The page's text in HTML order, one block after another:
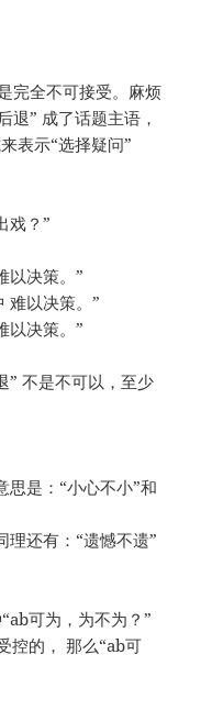
完全不可接受。麻烦
退” 成了话题主语，
表示“选择疑问”
戏？”
以决策。”
难以决策。”
以决策。”
” 不是不可以，至少
思是：“小心不小”和
理还有：“遗憾不遗”
可为，为不为？”
控的， 那么“ab可